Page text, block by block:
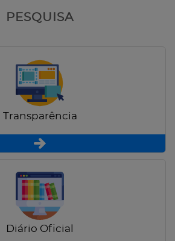
PESQUISA
Transparência
Diário Oficial